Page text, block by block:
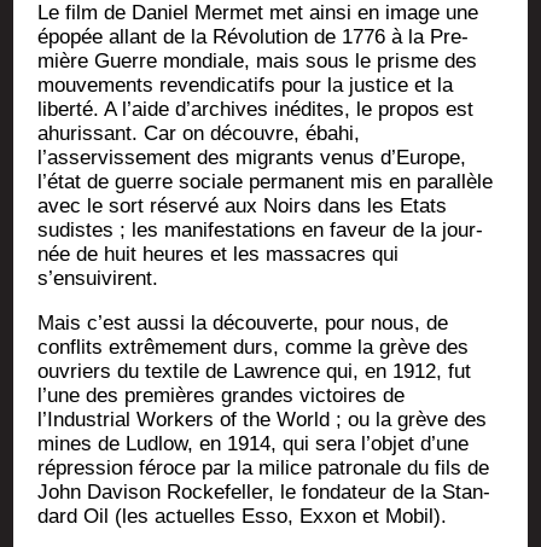
Le film de Daniel Mer­met met ain­si en image une
épo­pée allant de la Révo­lu­tion de 1776 à la Pre­
mière Guerre mon­diale, mais sous le prisme des
mou­ve­ments reven­di­ca­tifs pour la jus­tice et la
liber­té. A l’aide d’archives inédites, le pro­pos est
ahu­ris­sant. Car on découvre, éba­hi,
l’asservissement des migrants venus d’Europe,
l’état de guerre sociale per­ma­nent mis en paral­lèle
avec le sort réser­vé aux Noirs dans les Etats
sudistes ; les mani­fes­ta­tions en faveur de la jour­
née de huit heures et les mas­sacres qui
s’ensuivirent.
Mais c’est aus­si la décou­verte, pour nous, de
conflits extrê­me­ment durs, comme la grève des
ouvriers du tex­tile de Law­rence qui, en 1912, fut
l’une des pre­mières grandes vic­toires de
l’Industrial Wor­kers of the World ; ou la grève des
mines de Lud­low, en 1914, qui sera l’objet d’une
répres­sion féroce par la milice patro­nale du fils de
John Davi­son Rocke­fel­ler, le fon­da­teur de la Stan­
dard Oil (les actuelles Esso, Exxon et Mobil).